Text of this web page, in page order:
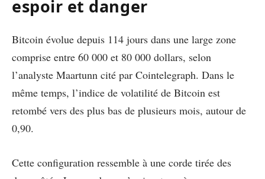
espoir et danger
Bitcoin évolue depuis 114 jours dans une large zone
comprise entre 60 000 et 80 000 dollars, selon
l’analyste Maartunn cité par Cointelegraph. Dans le
même temps, l’indice de volatilité de Bitcoin est
retombé vers des plus bas de plusieurs mois, autour de
0,90.
Cette configuration ressemble à une corde tirée des